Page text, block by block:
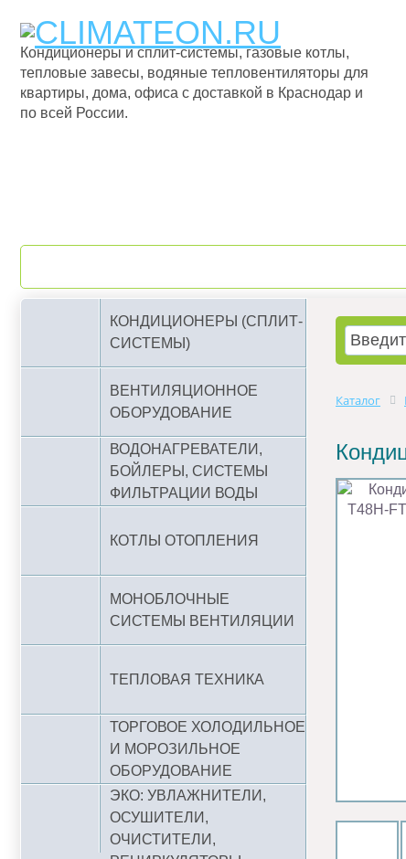
Кондиционеры и сплит-системы, газовые котлы,
тепловые завесы, водяные тепловентиляторы для
квартиры, дома, офиса с доставкой в Краснодар и
по всей России.
КОНДИЦИОНЕРЫ (СПЛИТ-
СИСТЕМЫ)
ВЕНТИЛЯЦИОННОЕ
ОБОРУДОВАНИЕ
ВОДОНАГРЕВАТЕЛИ,
БОЙЛЕРЫ, СИСТЕМЫ
ФИЛЬТРАЦИИ ВОДЫ
КОТЛЫ ОТОПЛЕНИЯ
МОНОБЛОЧНЫЕ
СИСТЕМЫ ВЕНТИЛЯЦИИ
ТЕПЛОВАЯ ТЕХНИКА
ТОРГОВОЕ ХОЛОДИЛЬНОЕ
И МОРОЗИЛЬНОЕ
ОБОРУДОВАНИЕ
ЭКО: УВЛАЖНИТЕЛИ,
ОСУШИТЕЛИ,
ОЧИСТИТЕЛИ,
Каталог